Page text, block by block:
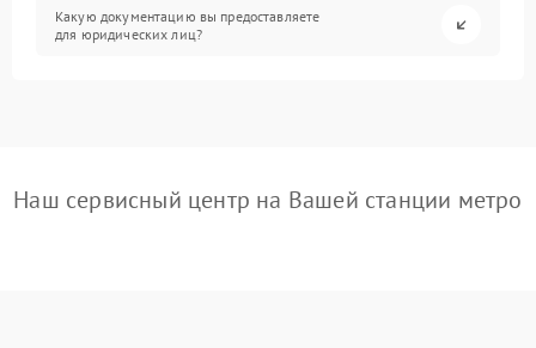
Какую документацию вы предоставляете
для юридических лиц?
Наш сервисный центр на Вашей станции метро